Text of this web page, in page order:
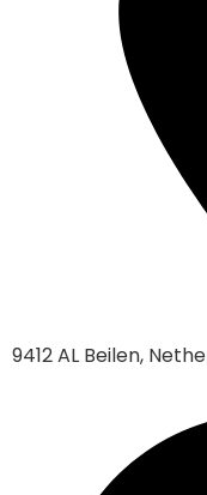
9412 AL Beilen,